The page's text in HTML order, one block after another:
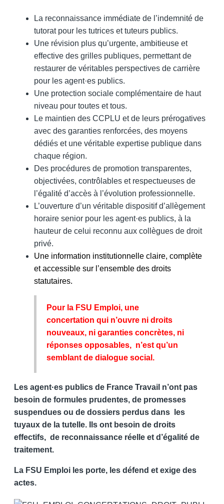
La reconnaissance immédiate de l’indemnité de
tutorat pour les tutrices et tuteurs publics.
Une révision plus qu’urgente, ambitieuse et
effective des grilles publiques, permettant de
restaurer de véritables perspectives de carrière
pour les agent·es publics.
Une protection sociale complémentaire de haut
niveau pour toutes et tous.
Le maintien des CCPLU et de leurs prérogatives
avec des garanties renforcées, des moyens
dédiés et une véritable expertise publique dans
chaque région.
Des procédures de promotion transparentes,
objectivées, contrôlables et respectueuses de
l’égalité d’accès à l’évolution professionnelle.
L’ouverture d’un véritable dispositif d’allègement
horaire senior pour les agent·es publics, à la
hauteur de celui reconnu aux collègues de droit
privé.
Une information institutionnelle claire, complète
et accessible sur l’ensemble des droits
statutaires.
Pour la FSU Emploi, une
concertation qui n’ouvre ni droits
nouveaux, ni garanties concrètes, ni
réponses opposables, n’est qu’un
semblant de dialogue social.
Les agent·es publics de France Travail n’ont pas
besoin de formules prudentes, de promesses
suspendues ou de dossiers perdus dans les
tuyaux de la tutelle. Ils ont besoin de droits
effectifs, de reconnaissance réelle et d’égalité de
traitement.
La FSU Emploi les porte, les défend et exige des
actes.